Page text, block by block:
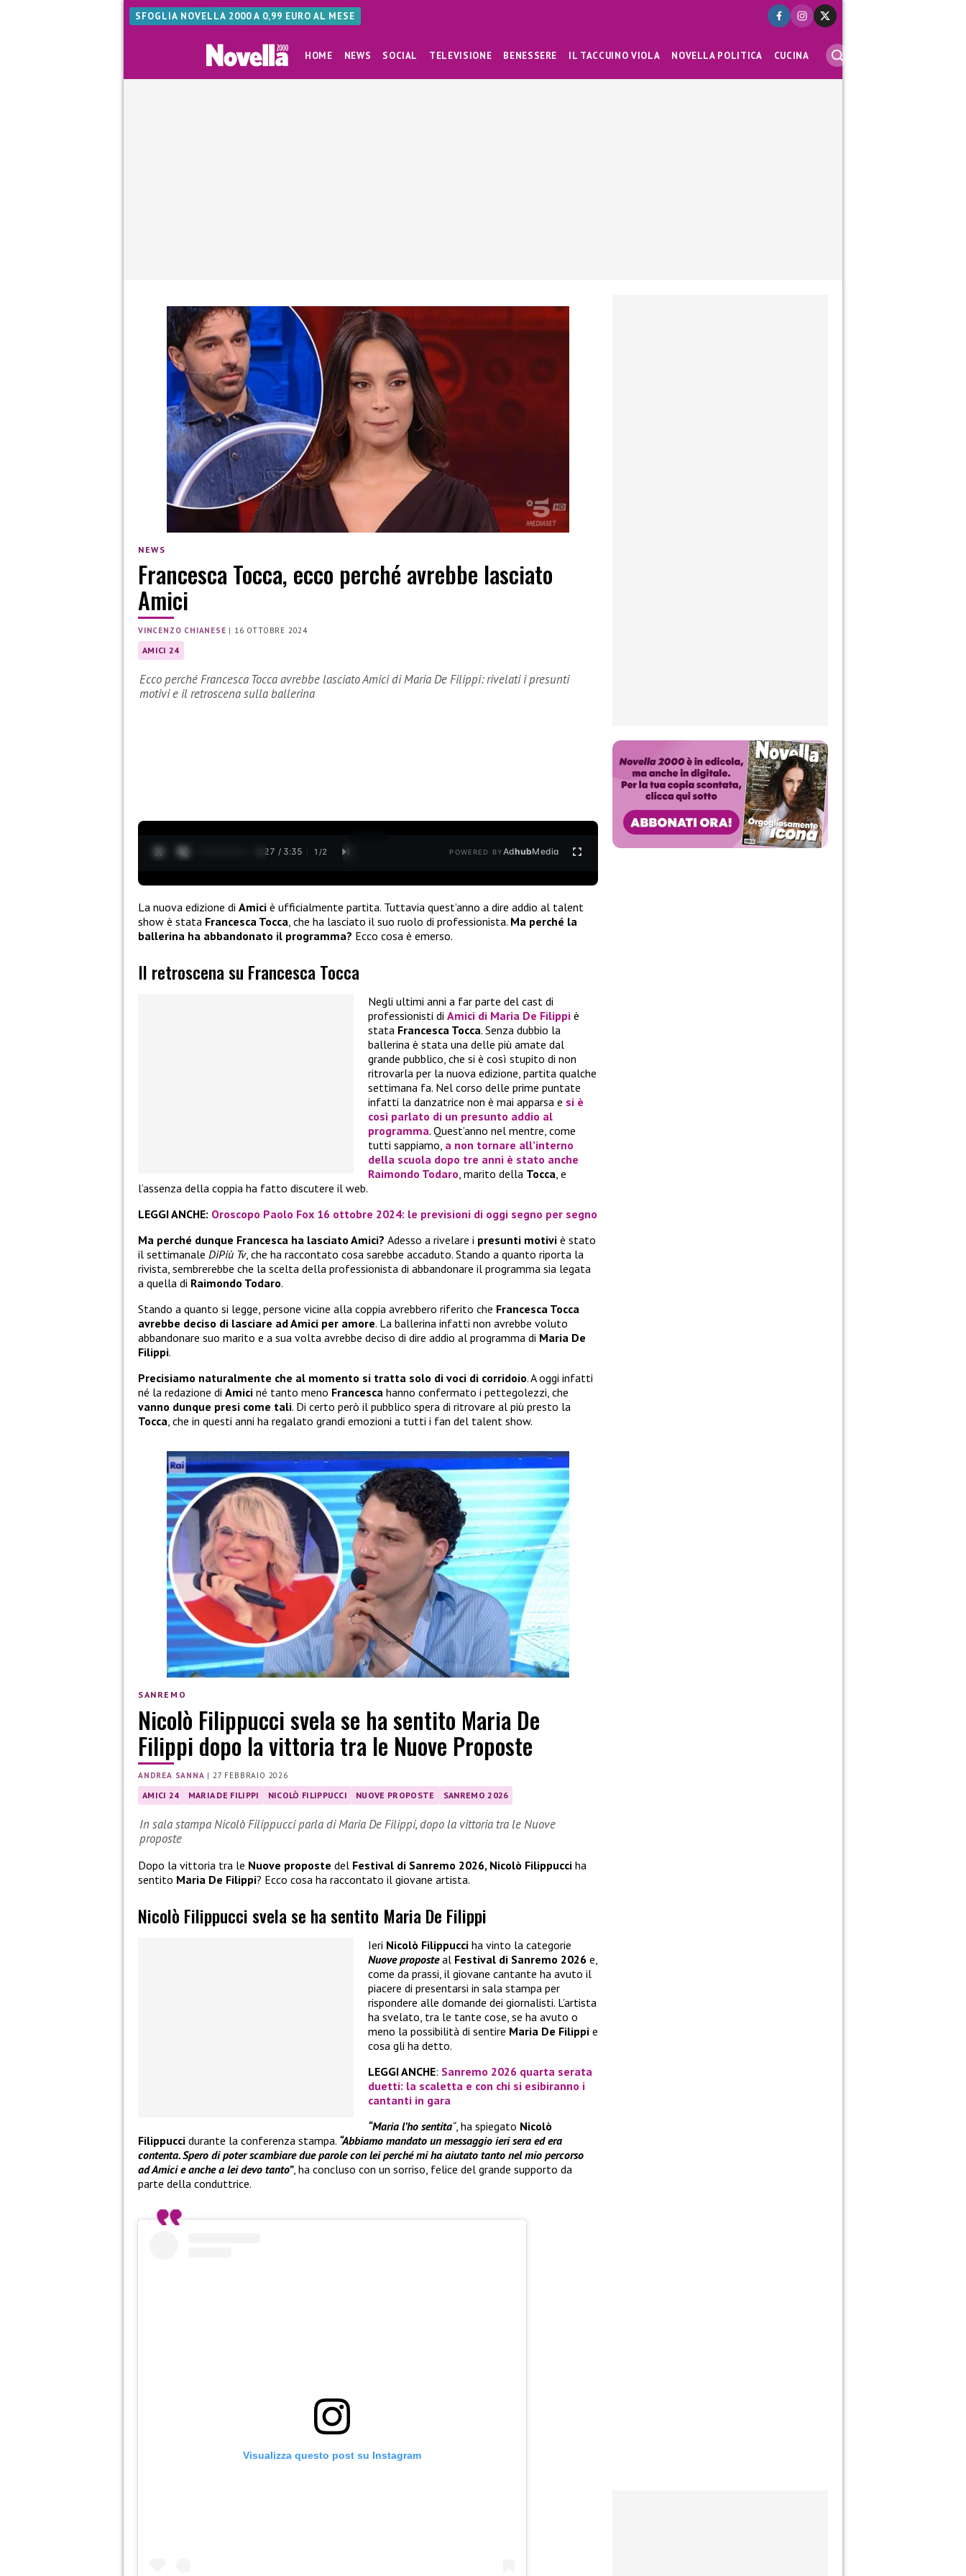
SFOGLIA NOVELLA 2000 A 0,99 EURO AL MESE
HOME NEWS SOCIAL TELEVISIONE BENESSERE IL TACCUINO VIOLA NOVELLA POLITICA CUCINA
NEWS
Francesca Tocca, ecco perché avrebbe lasciato
Amici
VINCENZO CHIANESE | 16 OTTOBRE 2024
AMICI 24
Ecco perché Francesca Tocca avrebbe lasciato Amici di Maria De Filippi: rivelati i presunti
motivi e il retroscena sulla ballerina
0:28 / 3:35 1 /2 POWERED BYAdhubMedia
La nuova edizione di Amici è ufficialmente partita. Tuttavia quest’anno a dire addio al talent
show è stata Francesca Tocca , che ha lasciato il suo ruolo di professionista. Ma perché la
ballerina ha abbandonato il programma? Ecco cosa è emerso.
Il retroscena su Francesca Tocca
Negli ultimi anni a far parte del cast di
professionisti di Amici di Maria De Filippi è
stata Francesca Tocca. Senza dubbio la
ballerina è stata una delle più amate dal
grande pubblico, che si è così stupito di non
ritrovarla per la nuova edizione, partita qualche
settimana fa. Nel corso delle prime puntate
infatti la danzatrice non è mai apparsa e si è
così parlato di un presunto addio al
programma. Quest’anno nel mentre, come
tutti sappiamo, a non tornare all’interno
della scuola dopo tre anni è stato anche
Raimondo Todaro, marito della Tocca, e
l’assenza della coppia ha fatto discutere il web.
LEGGI ANCHE: Oroscopo Paolo Fox 16 ottobre 2024: le previsioni di oggi segno per segno
Ma perché dunque Francesca ha lasciato Amici? Adesso a rivelare i presunti motivi è stato
il settimanale DiPiù Tv, che ha raccontato cosa sarebbe accaduto. Stando a quanto riporta la
rivista, sembrerebbe che la scelta della professionista di abbandonare il programma sia legata
a quella di Raimondo Todaro.
Stando a quanto si legge, persone vicine alla coppia avrebbero riferito che Francesca Tocca
avrebbe deciso di lasciare ad Amici per amore. La ballerina infatti non avrebbe voluto
abbandonare suo marito e a sua volta avrebbe deciso di dire addio al programma di Maria De
Filippi.
Precisiamo naturalmente che al momento si tratta solo di voci di corridoio. A oggi infatti
né la redazione di Amici né tanto meno Francesca hanno confermato i pettegolezzi, che
vanno dunque presi come tali. Di certo però il pubblico spera di ritrovare al più presto la
Tocca, che in questi anni ha regalato grandi emozioni a tutti i fan del talent show.
SANREMO
Nicolò Filippucci svela se ha sentito Maria De
Filippi dopo la vittoria tra le Nuove Proposte
ANDREA SANNA |27 FEBBRAIO 2026
AMICI 24 MARIA DE FILIPPI NICOLÒ FILIPPUCCI NUOVE PROPOSTE SANREMO 2026
In sala stampa Nicolò Filippucci parla di Maria De Filippi, dopo la vittoria tra le Nuove
proposte
Dopo la vittoria tra le Nuove proposte del Festival di Sanremo 2026, Nicolò Filippucci ha
sentito Maria De Filippi? Ecco cosa ha raccontato il giovane artista.
Nicolò Filippucci svela se ha sentito Maria De Filippi
Ieri Nicolò Filippucci ha vinto la categorie
Nuove proposteal Festival di Sanremo 2026 e,
come da prassi, il giovane cantante ha avuto il
piacere di presentarsi in sala stampa per
rispondere alle domande dei giornalisti. L’artista
ha svelato, tra le tante cose, se ha avuto o
meno la possibilità di sentire Maria De Filippi e
cosa gli ha detto.
LEGGI ANCHE: Sanremo 2026 quarta serata
duetti: la scaletta e con chi si esibiranno i
cantanti in gara
“Maria l’ho sentita“, ha spiegato Nicolò
Filippucci durante la conferenza stampa. “Abbiamo mandato un messaggio ieri sera ed era
contenta. Spero di poter scambiare due parole con lei perché mi ha aiutato tanto nel mio percorso
ad Amici e anche a lei devo tanto”, ha concluso con un sorriso, felice del grande supporto da
parte della conduttrice.
Visualizza questo post su Instagram